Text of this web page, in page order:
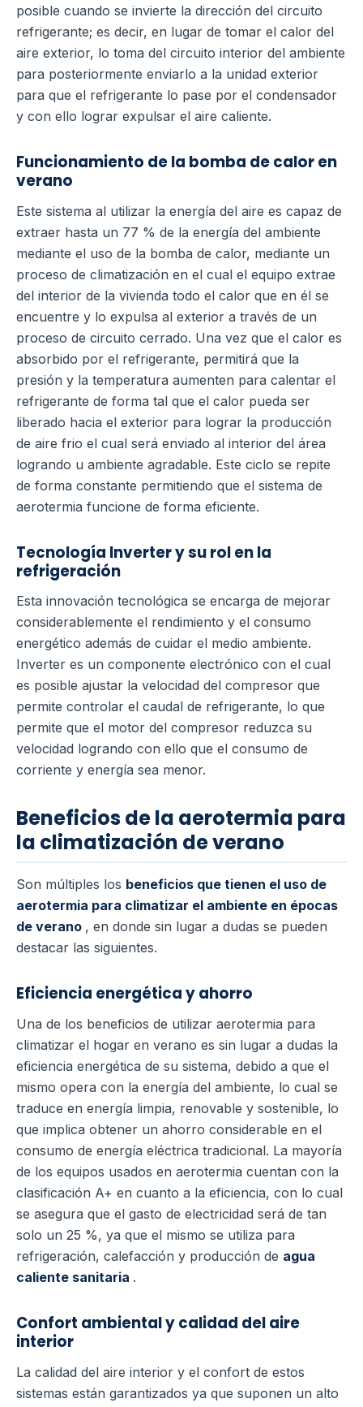
posible cuando se invierte la dirección del circuito
refrigerante; es decir, en lugar de tomar el calor del
aire exterior, lo toma del circuito interior del ambiente
para posteriormente enviarlo a la unidad exterior
para que el refrigerante lo pase por el condensador
y con ello lograr expulsar el aire caliente.
Funcionamiento de la bomba de calor en
verano
Este sistema al utilizar la energía del aire es capaz de
extraer hasta un 77 % de la energía del ambiente
mediante el uso de la bomba de calor, mediante un
proceso de climatización en el cual el equipo extrae
del interior de la vivienda todo el calor que en él se
encuentre y lo expulsa al exterior a través de un
proceso de circuito cerrado. Una vez que el calor es
absorbido por el refrigerante, permitirá que la
presión y la temperatura aumenten para calentar el
refrigerante de forma tal que el calor pueda ser
liberado hacia el exterior para lograr la producción
de aire frio el cual será enviado al interior del área
logrando u ambiente agradable. Este ciclo se repite
de forma constante permitiendo que el sistema de
aerotermia funcione de forma eficiente.
Tecnología Inverter y su rol en la
refrigeración
Esta innovación tecnológica se encarga de mejorar
considerablemente el rendimiento y el consumo
energético además de cuidar el medio ambiente.
Inverter es un componente electrónico con el cual
es posible ajustar la velocidad del compresor que
permite controlar el caudal de refrigerante, lo que
permite que el motor del compresor reduzca su
velocidad logrando con ello que el consumo de
corriente y energía sea menor.
Beneficios de la aerotermia para
la climatización de verano
Son múltiples los beneficios que tienen el uso de
aerotermia para climatizar el ambiente en épocas
de verano , en donde sin lugar a dudas se pueden
destacar las siguientes.
Eficiencia energética y ahorro
Una de los beneficios de utilizar aerotermia para
climatizar el hogar en verano es sin lugar a dudas la
eficiencia energética de su sistema, debido a que el
mismo opera con la energía del ambiente, lo cual se
traduce en energía limpia, renovable y sostenible, lo
que implica obtener un ahorro considerable en el
consumo de energía eléctrica tradicional. La mayoría
de los equipos usados en aerotermia cuentan con la
clasificación A+ en cuanto a la eficiencia, con lo cual
se asegura que el gasto de electricidad será de tan
solo un 25 %, ya que el mismo se utiliza para
refrigeración, calefacción y producción de agua
caliente sanitaria .
Confort ambiental y calidad del aire
interior
La calidad del aire interior y el confort de estos
sistemas están garantizados ya que suponen un alto